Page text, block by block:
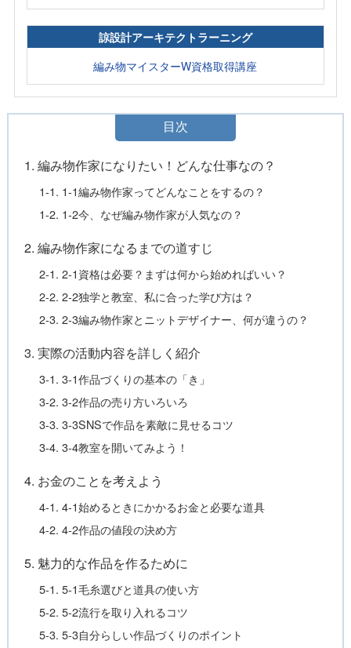
諒設計アーキテクトラーニング
編み物マイスターW資格取得講座
目次
1. 編み物作家になりたい！どんな仕事なの？
1-1. 1-1編み物作家ってどんなことをするの？
1-2. 1-2今、なぜ編み物作家が人気なの？
2. 編み物作家になるまでの道すじ
2-1. 2-1資格は必要？まずは何から始めればいい？
2-2. 2-2独学と教室、私に合った学び方は？
2-3. 2-3編み物作家とニットデザイナー、何が違うの？
3. 実際の活動内容を詳しく紹介
3-1. 3-1作品づくりの基本の「き」
3-2. 3-2作品の売り方いろいろ
3-3. 3-3SNSで作品を素敵に見せるコツ
3-4. 3-4教室を開いてみよう！
4. お金のことを考えよう
4-1. 4-1始めるときにかかるお金と必要な道具
4-2. 4-2作品の値段の決め方
5. 魅力的な作品を作るために
5-1. 5-1毛糸選びと道具の使い方
5-2. 5-2流行を取り入れるコツ
5-3. 5-3自分らしい作品づくりのポイント